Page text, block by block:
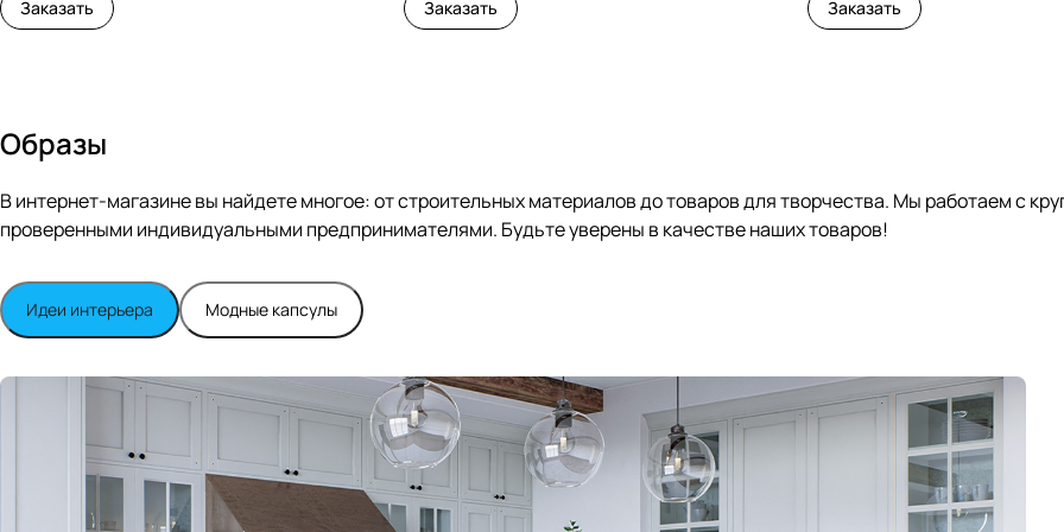
Заказать Заказать Заказать
Образы
В интернет-магазине вы найдете многое: от строительных материалов до товаров для творчества. Мы работаем с
проверенными индивидуальными предпринимателями. Будьте уверены в качестве наших товаров!
Идеи интерьера Модные капсулы